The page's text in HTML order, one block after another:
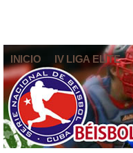
INICIO IV LIGA ELITE